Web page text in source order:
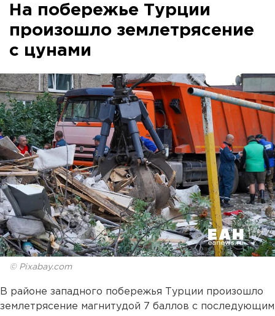
На побережье Турции
произошло землетрясение
с цунами
© Pixabay.com
В районе западного побережья Турции произошло
землетрясение магнитудой 7 баллов с последующим